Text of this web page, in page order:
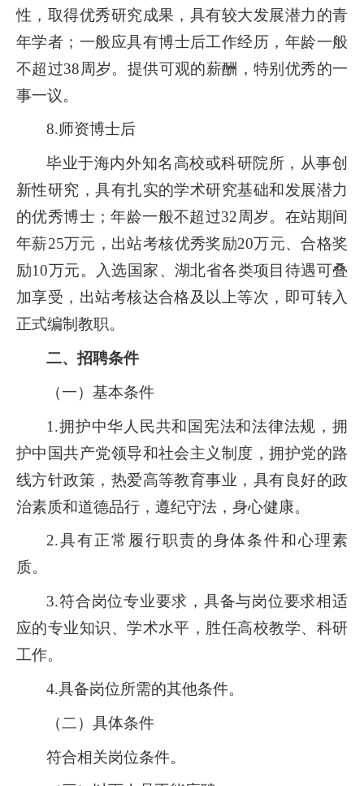
性，取得优秀研究成果，具有较大发展潜力的青
年学者；一般应具有博士后工作经历，年龄一般
不超过38周岁。提供可观的薪酬，特别优秀的一
事一议。
8.师资博士后
毕业于海内外知名高校或科研院所，从事创
新性研究，具有扎实的学术研究基础和发展潜力
的优秀博士；年龄一般不超过32周岁。在站期间
年薪25万元，出站考核优秀奖励20万元、合格奖
励10万元。入选国家、湖北省各类项目待遇可叠
加享受，出站考核达合格及以上等次，即可转入
正式编制教职。
二、招聘条件
（一）基本条件
1.拥护中华人民共和国宪法和法律法规，拥
护中国共产党领导和社会主义制度，拥护党的路
线方针政策，热爱高等教育事业，具有良好的政
治素质和道德品行，遵纪守法，身心健康。
2.具有正常履行职责的身体条件和心理素
质。
3.符合岗位专业要求，具备与岗位要求相适
应的专业知识、学术水平，胜任高校教学、科研
工作。
4.具备岗位所需的其他条件。
（二）具体条件
符合相关岗位条件。